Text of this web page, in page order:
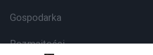
Gospodarka
Rozmaitości